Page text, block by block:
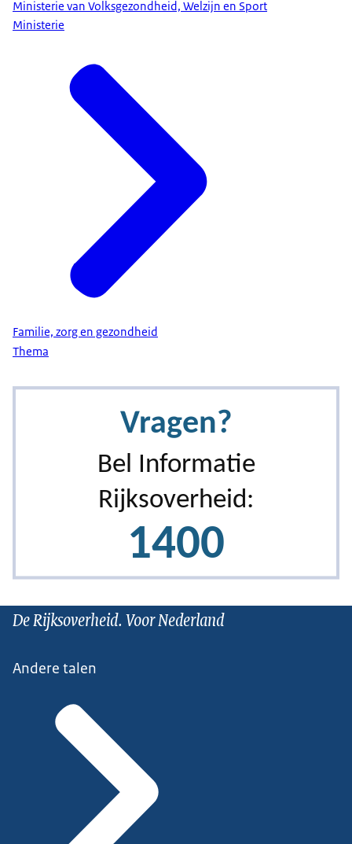
Ministerie van Volksgezondheid, Welzijn en Sport
Ministerie
Familie, zorg en gezondheid
Thema
De Rijksoverheid. Voor Nederland
Andere talen